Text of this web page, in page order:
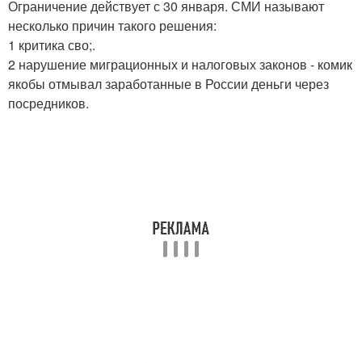
Ограничение действует с 30 января. СМИ называют
несколько причин такого решения:
1 критика сво;.
2 нарушение миграционных и налоговых законов - комик
якобы отмывал заработанные в России деньги через
посредников.